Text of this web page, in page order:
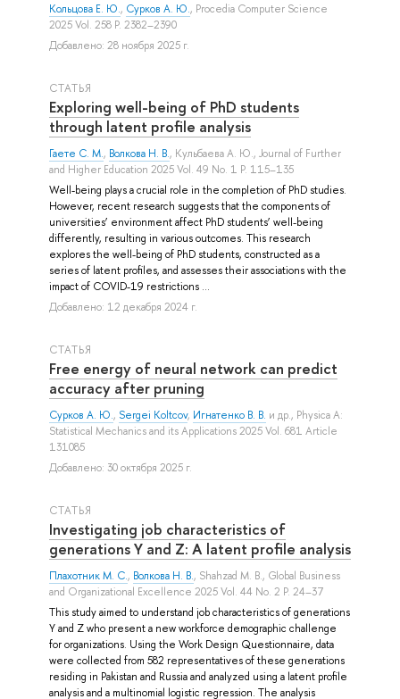
Кольцова Е. Ю., Сурков А. Ю., Procedia Computer Science
2025 Vol. 258 P. 2382–2390
Добавлено: 28 ноября 2025 г.
СТАТЬЯ
Exploring well-being of PhD students
through latent profile analysis
Гаете С. М., Волкова Н. В., Кульбаева А. Ю., Journal of Further
and Higher Education 2025 Vol. 49 No. 1 P. 115–135
Well-being plays a crucial role in the completion of PhD studies.
However, recent research suggests that the components of
universities’ environment affect PhD students’ well-being
differently, resulting in various outcomes. This research
explores the well-being of PhD students, constructed as a
series of latent profiles, and assesses their associations with the
impact of COVID-19 restrictions ...
Добавлено: 12 декабря 2024 г.
СТАТЬЯ
Free energy of neural network can predict
accuracy after pruning
Сурков А. Ю., Sergei Koltcov, Игнатенко В. В. и др., Physica A:
Statistical Mechanics and its Applications 2025 Vol. 681 Article
131085
Добавлено: 30 октября 2025 г.
СТАТЬЯ
Investigating job characteristics of
generations Y and Z: A latent profile analysis
Плахотник М. С., Волкова Н. В., Shahzad M. B., Global Business
and Organizational Excellence 2025 Vol. 44 No. 2 P. 24–37
This study aimed to understand job characteristics of generations
Y and Z who present a new workforce demographic challenge
for organizations. Using the Work Design Questionnaire, data
were collected from 582 representatives of these generations
residing in Pakistan and Russia and analyzed using a latent profile
analysis and a multinomial logistic regression. The analysis